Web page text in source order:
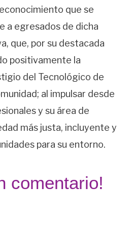
que se
a egresados de dicha
que, por su destacada
positivamente la
del Tecnológico de
al impulsar desde
y su área de
más justa, incluyente y
para su entorno.
comentario!